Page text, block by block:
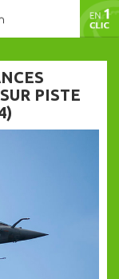
PISTE